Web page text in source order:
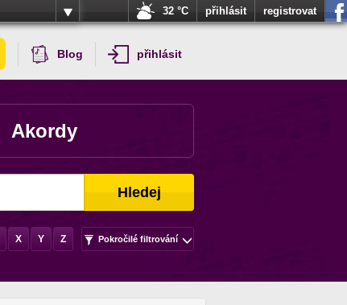
32 °C přihlásit registrovat
Blog přihlásit
Akordy
Hledej
X Y Z Pokročilé filtrování